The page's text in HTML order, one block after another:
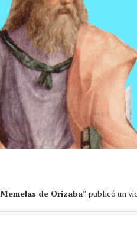
Memelas de Orizaba” publicó un